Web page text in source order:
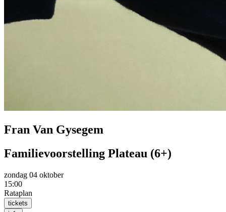
Fran Van Gysegem
Familievoorstelling Plateau (6+)
zondag 04 oktober
15:00
Rataplan
tickets